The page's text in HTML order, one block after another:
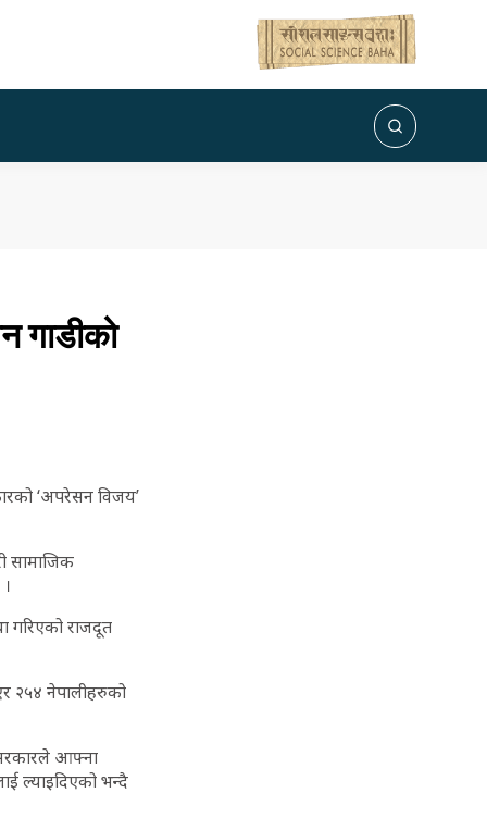
गाडीको
‘अपरेसन विजय’
सामाजिक
गरिएको राजदूत
२५४ नेपालीहरुको
आफ्ना
ल्याइदिएको भन्दै